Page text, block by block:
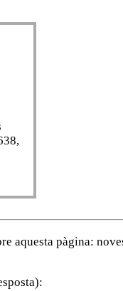
aquesta pàgina: